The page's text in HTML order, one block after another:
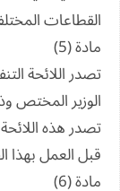
القطاعات
مادة (5)
تصدر اللائحة
الوزير المختص
تصدر هذه
قبل العمل بهذا
مادة (6)